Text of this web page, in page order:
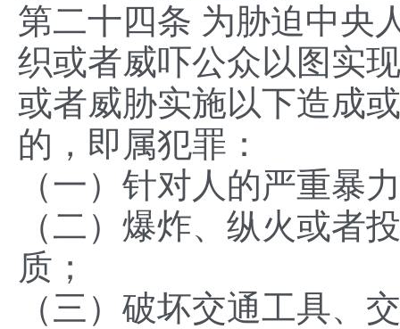
第二十四条 为胁迫中央
织或者威吓公众以图实
或者威胁实施以下造成
的，即属犯罪：
（一）针对人的严重暴
（二）爆炸、纵火或者
质；
（三）破坏交通工具、